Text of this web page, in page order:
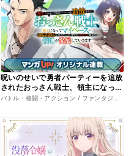
呪いのせいで勇者パーティーを追放
されたおっさん戦士、領主になって
マイペースに辺境開拓を進めていた
ていきます